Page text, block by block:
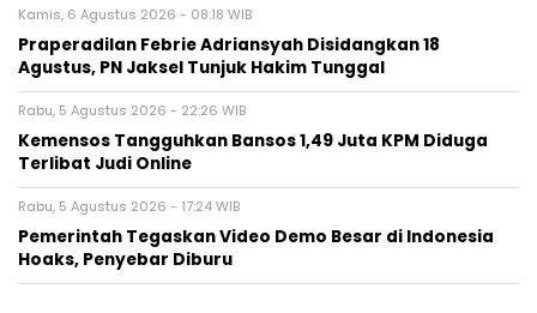
Kamis, 6 Agustus 2026 - 08:18 WIB
Praperadilan Febrie Adriansyah Disidangkan 18
Agustus, PN Jaksel Tunjuk Hakim Tunggal
Rabu, 5 Agustus 2026 - 22:26 WIB
Kemensos Tangguhkan Bansos 1,49 Juta KPM Diduga
Terlibat Judi Online
Rabu, 5 Agustus 2026 - 17:24 WIB
Pemerintah Tegaskan Video Demo Besar di Indonesia
Hoaks, Penyebar Diburu